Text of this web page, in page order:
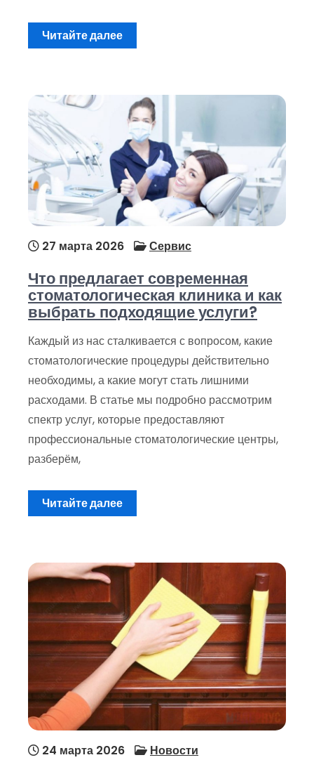
Читайте далее
27 марта 2026 Сервис
Что предлагает современная
стоматологическая клиника и как
выбрать подходящие услуги?
Каждый из нас сталкивается с вопросом, какие
стоматологические процедуры действительно
необходимы, а какие могут стать лишними
расходами. В статье мы подробно рассмотрим
спектр услуг, которые предоставляют
профессиональные стоматологические центры,
разберём,
Читайте далее
24 марта 2026 Новости